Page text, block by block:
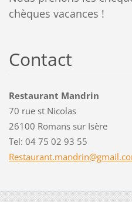
chèques vacances !
Contact
Restaurant Mandrin
70 rue st Nicolas
26100 Romans sur Isère
Tel: 04 75 02 93 55
Restaurant.mandrin@gmail